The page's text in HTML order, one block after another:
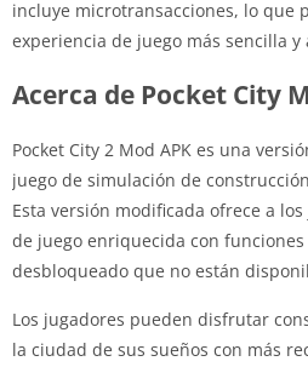
incluye microtransacciones, lo que
experiencia de juego más sencilla y
Acerca de Pocket City
Pocket City 2 Mod APK es una
juego de simulación de
Esta versión modificada ofrece a
de juego enriquecida con
desbloqueado que no están
Los jugadores pueden disfrutar
la ciudad de sus sueños con más